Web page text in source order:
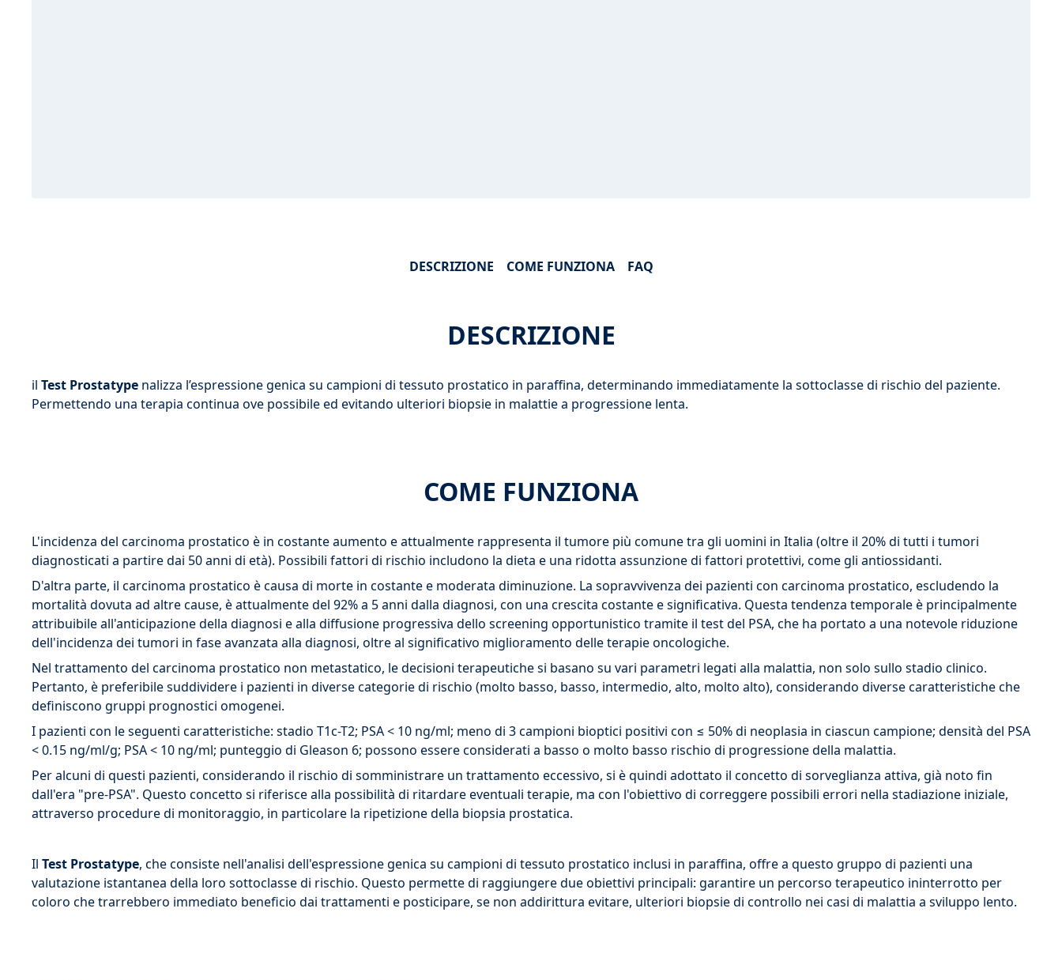
DESCRIZIONE COME FUNZIONA FAQ
DESCRIZIONE
il Test Prostatype nalizza l’espressione genica su campioni di tessuto prostatico in paraffina, determinando immediatamente la sottoclasse di rischio del paziente.
Permettendo una terapia continua ove possibile ed evitando ulteriori biopsie in malattie a progressione lenta.
COME FUNZIONA
L'incidenza del carcinoma prostatico è in costante aumento e attualmente rappresenta il tumore più comune tra gli uomini in Italia (oltre il 20% di tutti i tumori
diagnosticati a partire dai 50 anni di età). Possibili fattori di rischio includono la dieta e una ridotta assunzione di fattori protettivi, come gli antiossidanti.
D'altra parte, il carcinoma prostatico è causa di morte in costante e moderata diminuzione. La sopravvivenza dei pazienti con carcinoma prostatico, escludendo la
mortalità dovuta ad altre cause, è attualmente del 92% a 5 anni dalla diagnosi, con una crescita costante e significativa. Questa tendenza temporale è principalmente
attribuibile all'anticipazione della diagnosi e alla diffusione progressiva dello screening opportunistico tramite il test del PSA, che ha portato a una notevole riduzione
dell'incidenza dei tumori in fase avanzata alla diagnosi, oltre al significativo miglioramento delle terapie oncologiche.
Nel trattamento del carcinoma prostatico non metastatico, le decisioni terapeutiche si basano su vari parametri legati alla malattia, non solo sullo stadio clinico.
Pertanto, è preferibile suddividere i pazienti in diverse categorie di rischio (molto basso, basso, intermedio, alto, molto alto), considerando diverse caratteristiche che
definiscono gruppi prognostici omogenei.
I pazienti con le seguenti caratteristiche: stadio T1c-T2; PSA < 10 ng/ml; meno di 3 campioni bioptici positivi con ≤ 50% di neoplasia in ciascun campione; densità del PSA
< 0.15 ng/ml/g; PSA < 10 ng/ml; punteggio di Gleason 6; possono essere considerati a basso o molto basso rischio di progressione della malattia.
Per alcuni di questi pazienti, considerando il rischio di somministrare un trattamento eccessivo, si è quindi adottato il concetto di sorveglianza attiva, già noto fin
dall'era "pre-PSA". Questo concetto si riferisce alla possibilità di ritardare eventuali terapie, ma con l'obiettivo di correggere possibili errori nella stadiazione iniziale,
attraverso procedure di monitoraggio, in particolare la ripetizione della biopsia prostatica.
Il Test Prostatype, che consiste nell'analisi dell'espressione genica su campioni di tessuto prostatico inclusi in paraffina, offre a questo gruppo di pazienti una
valutazione istantanea della loro sottoclasse di rischio. Questo permette di raggiungere due obiettivi principali: garantire un percorso terapeutico ininterrotto per
coloro che trarrebbero immediato beneficio dai trattamenti e posticipare, se non addirittura evitare, ulteriori biopsie di controllo nei casi di malattia a sviluppo lento.